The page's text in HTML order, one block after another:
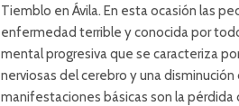
Tiemblo en Ávila. En esta ocasión las
enfermedad terrible y conocida por
mental progresiva que se caracteriza
nerviosas del cerebro y una disminución
manifestaciones básicas son la